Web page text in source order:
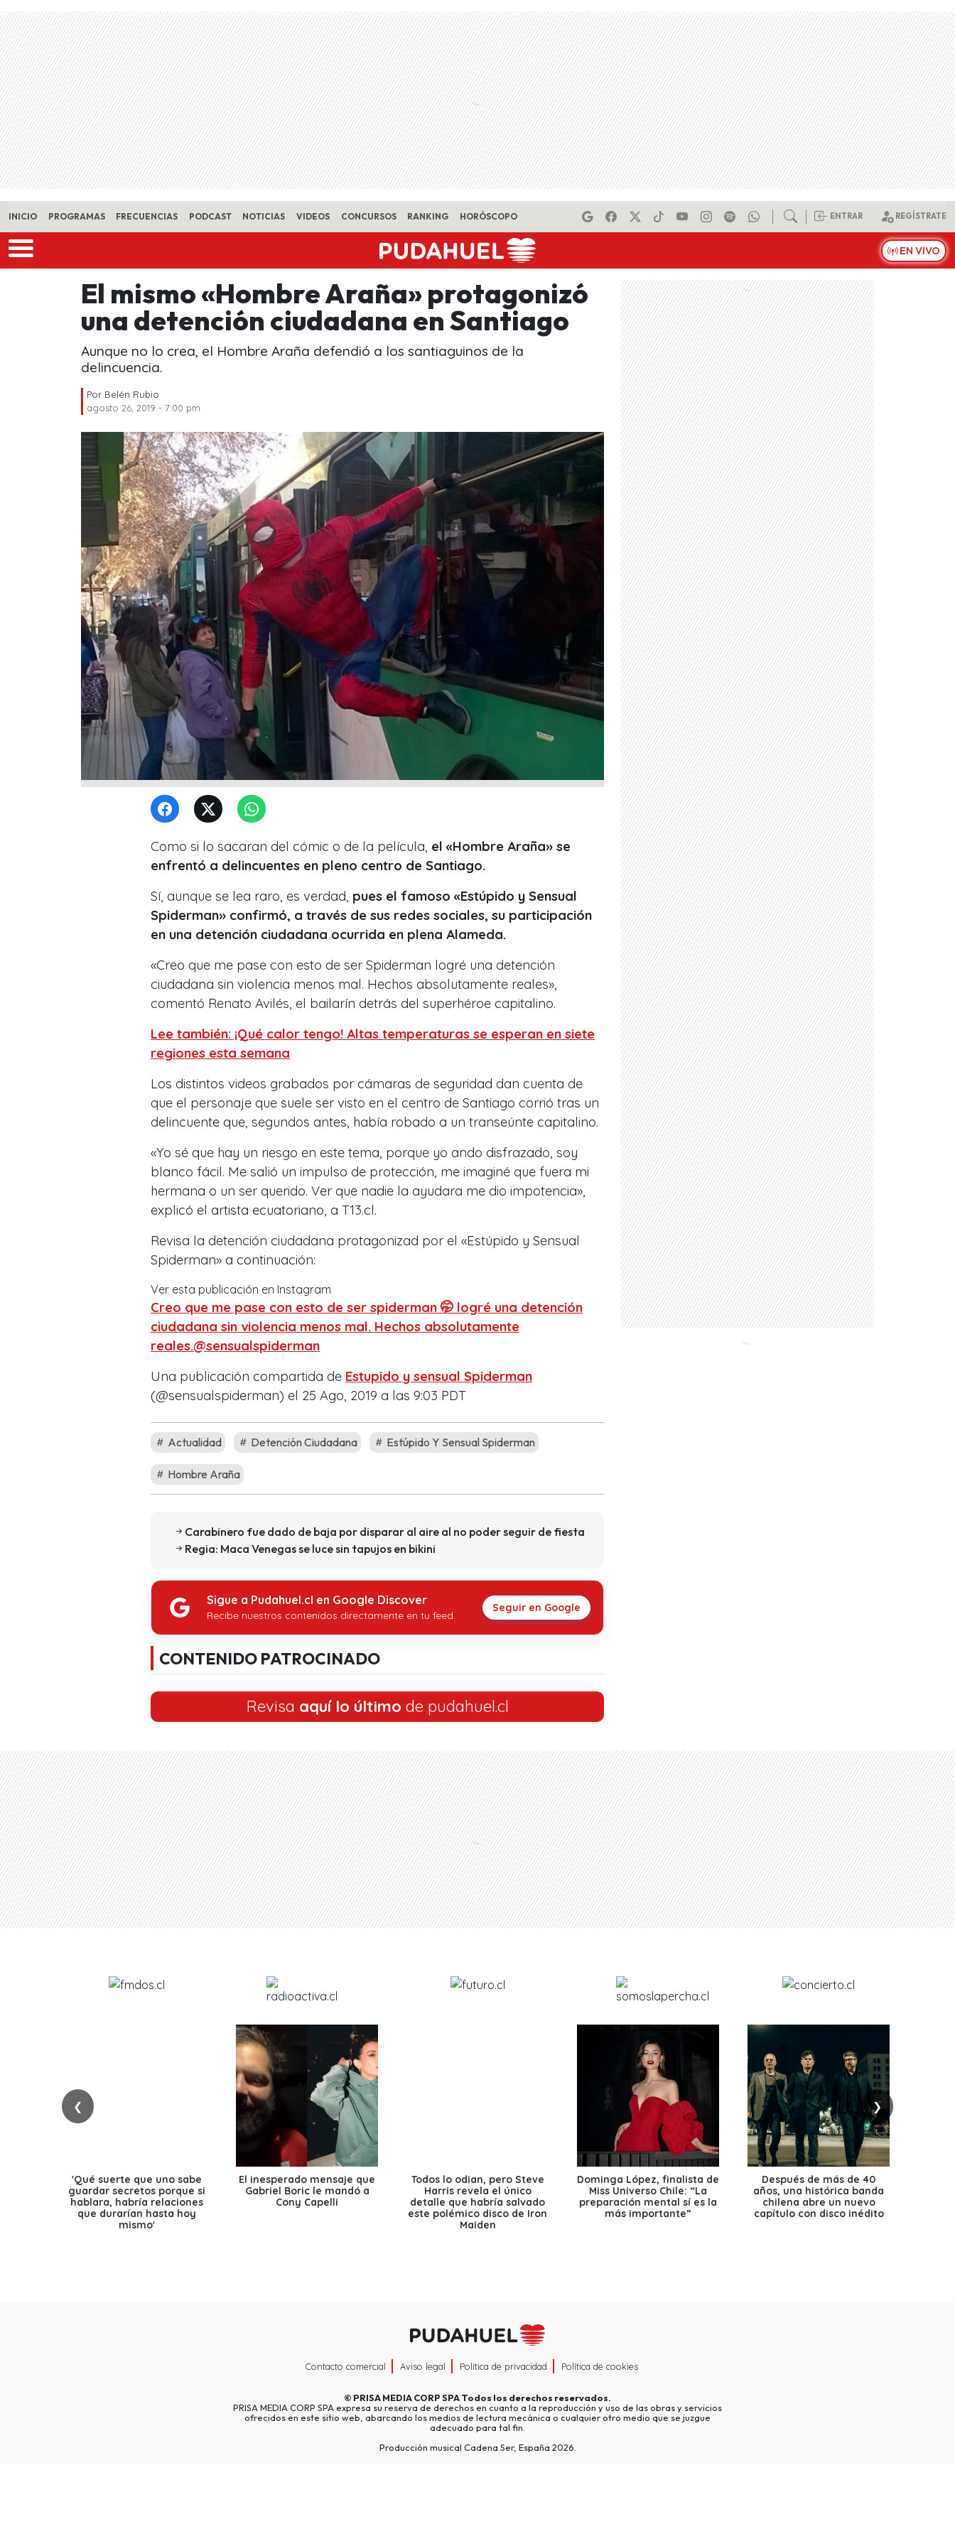
Skip to main content
INICIO PROGRAMAS FRECUENCIAS PODCAST NOTICIAS VIDEOS CONCURSOS RANKING HORÓSCOPO ENTRAR REGÍSTRATE
EN VIVO
El mismo «Hombre Araña» protagonizó
una detención ciudadana en Santiago
Aunque no lo crea, el Hombre Araña defendió a los santiaguinos de la
delincuencia.
Por Belén Rubio
agosto 26, 2019 - 7:00 pm
Como si lo sacaran del cómic o de la película, el «Hombre Araña» se
enfrentó a delincuentes en pleno centro de Santiago.
Sí, aunque se lea raro, es verdad, pues el famoso «Estúpido y Sensual
Spiderman» confirmó, a través de sus redes sociales, su participación
en una detención ciudadana ocurrida en plena Alameda.
«Creo que me pase con esto de ser Spiderman logré una detención
ciudadana sin violencia menos mal. Hechos absolutamente reales»,
comentó Renato Avilés, el bailarín detrás del superhéroe capitalino.
Lee también: ¡Qué calor tengo! Altas temperaturas se esperan en siete
regiones esta semana
Los distintos videos grabados por cámaras de seguridad dan cuenta de
que el personaje que suele ser visto en el centro de Santiago corrió tras un
delincuente que, segundos antes, había robado a un transeúnte capitalino.
«Yo sé que hay un riesgo en este tema, porque yo ando disfrazado, soy
blanco fácil. Me salió un impulso de protección, me imaginé que fuera mi
hermana o un ser querido. Ver que nadie la ayudara me dio impotencia»,
explicó el artista ecuatoriano, a T13.cl.
Revisa la detención ciudadana protagonizad por el «Estúpido y Sensual
Spiderman» a continuación:
Ver esta publicación en Instagram
Creo que me pase con esto de ser spiderman 🤭 logré una detención
ciudadana sin violencia menos mal. Hechos absolutamente
reales.@sensualspiderman
Una publicación compartida de Estupido y sensual Spiderman
(@sensualspiderman) el 25 Ago, 2019 a las 9:03 PDT
Actualidad Detención Ciudadana Estúpido Y Sensual Spiderman
Hombre Araña
Carabinero fue dado de baja por disparar al aire al no poder seguir de fiesta
Regia: Maca Venegas se luce sin tapujos en bikini
Sigue a Pudahuel.cl en Google Discover
Recibe nuestros contenidos directamente en tu feed.
Seguir en Google
CONTENIDO PATROCINADO
Revisa aquí lo último de pudahuel.cl
❮ ❯
'Qué suerte que uno sabe
guardar secretos porque si
hablara, habría relaciones
que durarían hasta hoy
mismo'
El inesperado mensaje que
Gabriel Boric le mandó a
Cony Capelli
Todos lo odian, pero Steve
Harris revela el único
detalle que habría salvado
este polémico disco de Iron
Maiden
Dominga López, finalista de
Miss Universo Chile: “La
preparación mental sí es la
más importante”
Después de más de 40
años, una histórica banda
chilena abre un nuevo
capítulo con disco inédito
Contacto comercial Aviso legal Política de privacidad Política de cookies
© PRISA MEDIA CORP SPATodos los derechos reservados.
PRISA MEDIA CORP SPA expresa su reserva de derechos en cuanto a la reproducción y uso de las obras y servicios
ofrecidos en este sitio web, abarcando los medios de lectura mecánica o cualquier otro medio que se juzgue
adecuado para tal fin.
Producción musical Cadena Ser, España 2026.